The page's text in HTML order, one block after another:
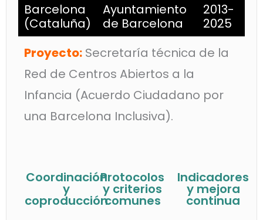
Barcelona
(Cataluña)
Ayuntamiento
de Barcelona
2013-
2025
Proyecto: Secretaría técnica de la
Red de Centros Abiertos a la
Infancia (Acuerdo Ciudadano por
una Barcelona Inclusiva).
Coordinación
y
coproducción
Protocolos
y criterios
comunes
Indicadores
y mejora
continua